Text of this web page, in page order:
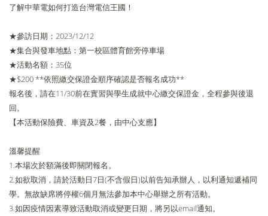
了解中華電如何打造台灣電信王國！
★參訪日期：2023/12/12
★集合與發車地點：第一校區體育館旁停車場
★活動名額：35位
★$200 **依照繳交保證金順序確認是否報名成功**
報名後，請在11/30前在實習與學生成就中心繳交保證金，全程參與後退
回。
【本活動保險費、車資及2餐，由中心支應】
溫馨提醒
1.本場次於額滿後即關閉報名。
2.如欲取消，請於活動日7日(不含假日)以前告知承辦人，以利通知遞補同
學。無故缺席將停權6個月無法參加本中心舉辦之所有活動。
3.如因疫情因素導致活動取消或變更日期，將另以email通知。